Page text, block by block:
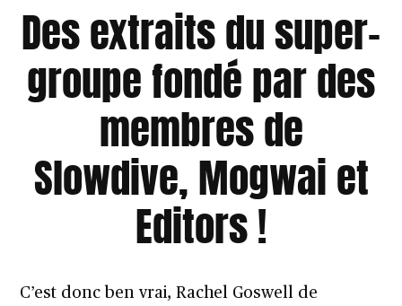
Des extraits du super-
groupe fondé par des
membres de
Slowdive, Mogwai et
Editors !
C’est donc ben vrai, Rachel Goswell de